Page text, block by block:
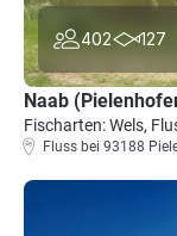
402 127
Naab
Fischarten: Wels,
Fluss bei 93188